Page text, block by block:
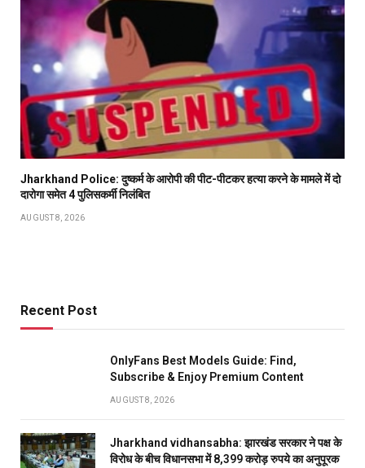
Jharkhand Police: दुष्कर्म के आरोपी की पीट-पीटकर हत्या करने के मामले में दो
दारोगा समेत 4 पुलिसकर्मी निलंबित
AUGUST 8, 2026
Recent Post
OnlyFans Best Models Guide: Find,
Subscribe & Enjoy Premium Content
AUGUST 8, 2026
Jharkhand vidhansabha: झारखंड सरकार ने पक्ष के
विरोध के बीच विधानसभा में 8,399 करोड़ रुपये का अनुपूरक